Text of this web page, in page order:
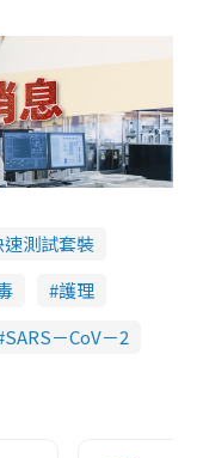
速測試套裝
護理
SARS－CoV－2